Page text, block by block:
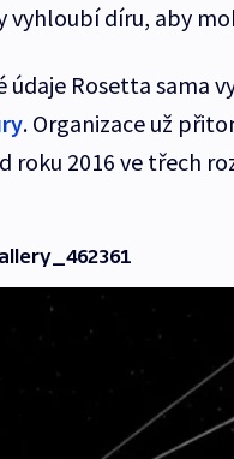
vyhloubí díru, aby
údaje Rosetta sama
. Organizace už
roku 2016 ve třech